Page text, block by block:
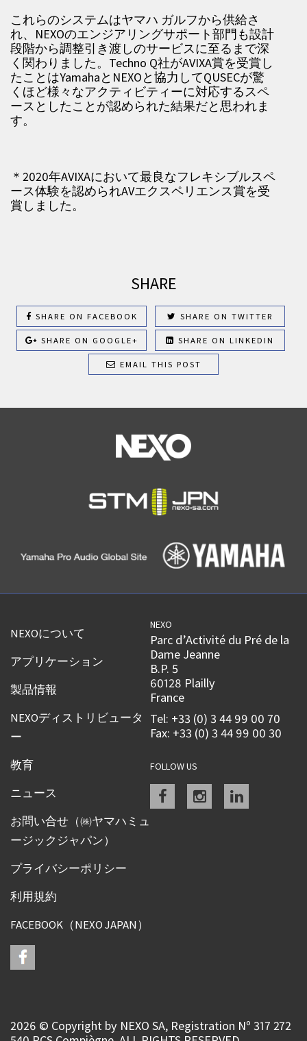
これらのシステムはヤマハ ガルフから供給さ
れ、NEXOのエンジアリングサポート部門も設計
段階から調整引き渡しのサービスに至るまで深
く関わりました。Techno Q社がAVIXA賞を受賞し
たことはYamahaとNEXOと協力してQUSECが驚
くほど様々なアクティビティーに対応するスペ
ースとしたことが認められた結果だと思われま
す。
＊2020年AVIXAにおいて最良なフレキシブルスペ
ース体験を認められAVエクスペリエンス賞を受
賞しました。
SHARE
SHARE ON FACEBOOK SHARE ON TWITTER
SHARE ON GOOGLE+ SHARE ON LINKEDIN
EMAIL THIS POST
NEXOについて
アプリケーション
製品情報
NEXOディストリビュータ
ー
教育
ニュース
お問い合せ（㈱ヤマハミュ
ージックジャパン）
プライバシーポリシー
利用規約
FACEBOOK（NEXO JAPAN）
NEXO
Parc d’Activité du Pré de la
Dame Jeanne
B.P. 5
60128 Plailly
France
Tel: +33 (0) 3 44 99 00 70
Fax: +33 (0) 3 44 99 00 30
FOLLOW US
Facebookinstagramlinkedin
2026 © Copyright by NEXO SA, Registration Nº 317 272